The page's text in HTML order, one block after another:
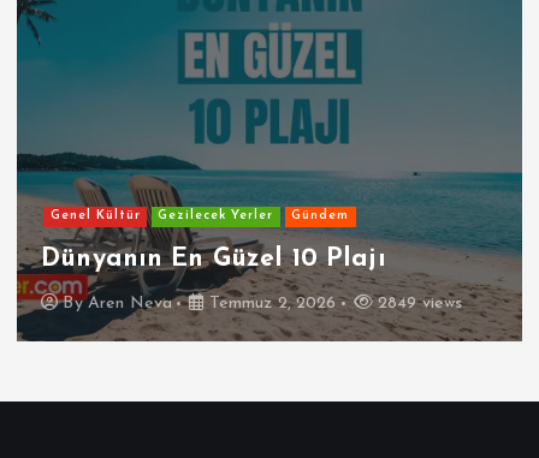
Genel Kültür Gezilecek Yerler Gündem
Dünyanın En Güzel 10 Plajı
ByAren Neva Temmuz 2, 2026 2849 views